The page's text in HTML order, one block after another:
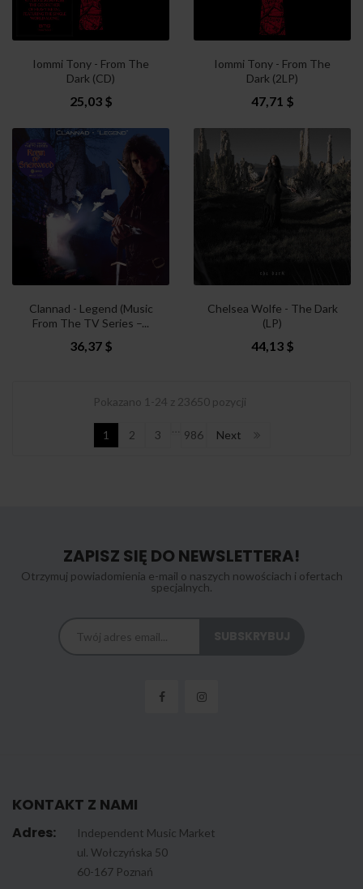
Iommi Tony - From The
Dark (CD)
25,03 $
Iommi Tony - From The
Dark (2LP)
47,71 $
Clannad - Legend (Music
From The TV Series –...
36,37 $
Chelsea Wolfe - The Dark
(LP)
44,13 $
Pokazano 1-24 z 23650 pozycji
1 2 3 986 Next
ZAPISZ SIĘ DO NEWSLETTERA!
Otrzymuj powiadomienia e-mail o naszych nowościach i ofertach
specjalnych.
KONTAKT Z NAMI
Adres:
Independent Music Market
ul. Wołczyńska 50
60-167 Poznań